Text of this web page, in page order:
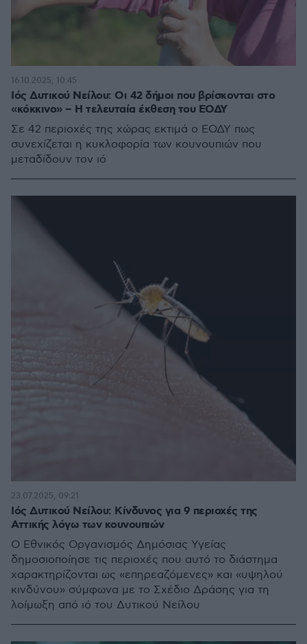
Ιός Δυτικού Νείλου: Οι 42 δήμοι που βρίσκονται στο
«κόκκινο» – Η τελευταία έκθεση του ΕΟΔΥ
Σε 42 περιοχές της χώρας εκτιμά ο ΕΟΔΥ πως
συνεχίζεται η κυκλοφορία των κουνουπιών που
μεταδίδουν τον ιό
16.10.2025, 10:45
Ιός Δυτικού Νείλου: Κίνδυνος για 9 περιοχές της
Αττικής λόγω των κουνουπιών
Ο Εθνικός Οργανισμός Δημόσιας Υγείας
δημοσιοποίησε τις περιοχές που αυτό το διάστημα
χαρακτηρίζονται ως «επηρεαζόμενες» και «υψηλού
κινδύνου» σύμφωνα με το Σχέδιο Δράσης για τη
λοίμωξη από ιό του Δυτικού Νείλου
23.07.2025, 09:21